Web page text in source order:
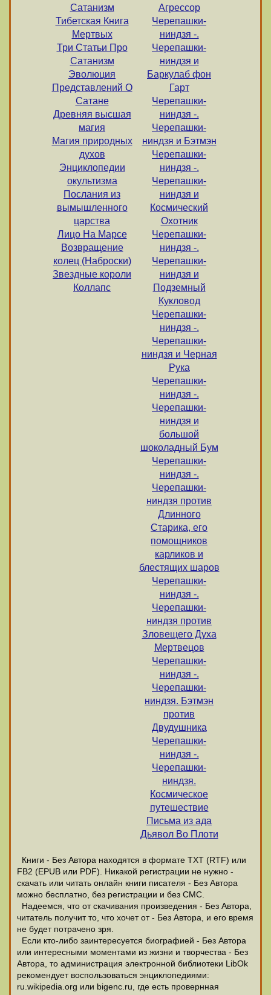
Сатанизм
Тибетская Книга
Мертвых
Три Статьи Про
Сатанизм
Эволюция
Представлений О
Сатане
Древняя высшая
магия
Магия природных
духов
Энциклопедии
окультизма
Послания из
вымышленного
царства
Лицо На Марсе
Возвращение
колец (Наброски)
Звездные короли
Коллапс
Агрессор
Черепашки-
ниндзя -.
Черепашки-
ниндзя и
Баркулаб фон
Гарт
Черепашки-
ниндзя -.
Черепашки-
ниндзя и Бэтмэн
Черепашки-
ниндзя -.
Черепашки-
ниндзя и
Космический
Охотник
Черепашки-
ниндзя -.
Черепашки-
ниндзя и
Подземный
Кукловод
Черепашки-
ниндзя -.
Черепашки-
ниндзя и Черная
Рука
Черепашки-
ниндзя -.
Черепашки-
ниндзя и
большой
шоколадный Бум
Черепашки-
ниндзя -.
Черепашки-
ниндзя против
Длинного
Старика, его
помощников
карликов и
блестящих шаров
Черепашки-
ниндзя -.
Черепашки-
ниндзя против
Зловещего Духа
Мертвецов
Черепашки-
ниндзя -.
Черепашки-
ниндзя. Бэтмэн
против
Двудушника
Черепашки-
ниндзя -.
Черепашки-
ниндзя.
Космическое
путешествие
Письма из ада
Дьявол Во Плоти
Книги - Без Автора находятся в формате ТХТ (RTF) или
FB2 (EPUB или PDF). Никакой регистрации не нужно -
скачать или читать онлайн книги писателя - Без Автора
можно бесплатно, без регистрации и без СМС.
Надеемся, что от скачивания произведения - Без Автора,
читатель получит то, что хочет от - Без Автора, и его время
не будет потрачено зря.
Если кто-либо заинтересуется биографией - Без Автора
или интересными моментами из жизни и творчества - Без
Автора, то администрация электронной библиотеки LibOk
рекомендует воспользоваться энциклопедиями:
ru.wikipedia.org или bigenc.ru, где есть провернная